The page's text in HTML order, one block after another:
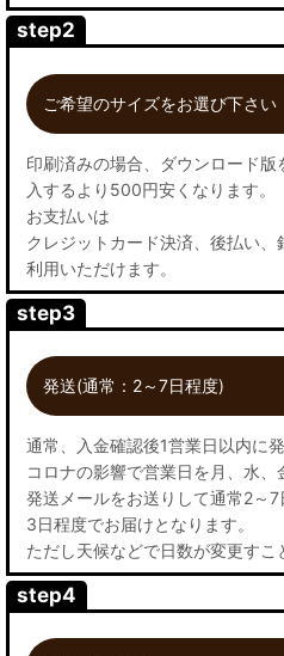
step2
ご希望のサイズをお選び下さい
印刷済みの場合、ダウンロード
入するより500円安くなります。
お支払いは
クレジットカード決済、後払い
利用いただけます。
step3
発送(通常：2～7日程度)
通常、入金確認後1営業日以内に
コロナの影響で営業日を月、水、
発送メールをお送りして通常2～
3日程度でお届けとなります。
ただし天候などで日数が変更すこ
step4